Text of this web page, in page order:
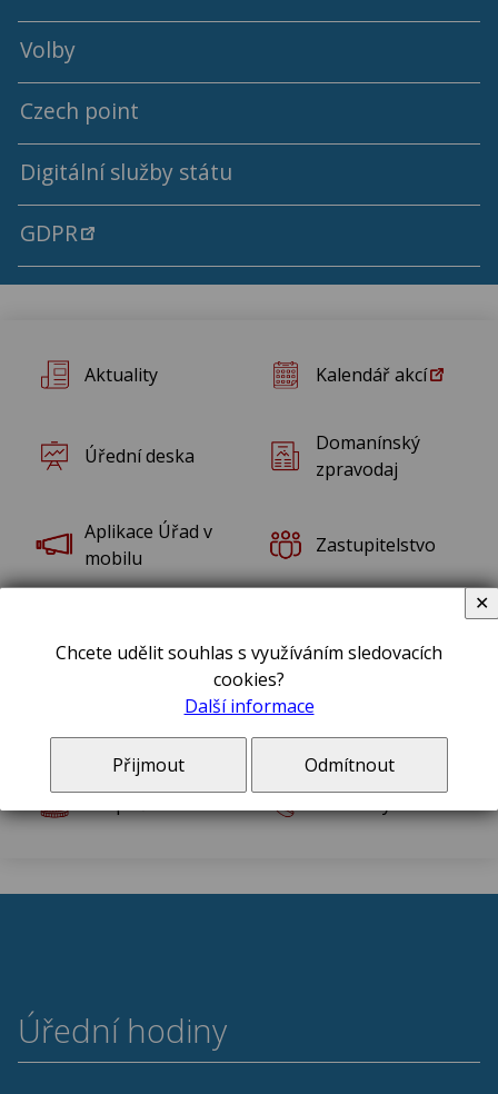
Volby
Volby do Evropského parlamentu 2024
Volby do Krajského zastupitelstva a Senátu PČR 2024
Volby do Poslanecké sněmovny Parlamentu České republiky
Volby do zastupitelstev obcí 2026
Czech point
Digitální služby státu
GDPR
Aktuality Kalendář akcí
Úřední deska
Domanínský
zpravodaj
Aplikace Úřad v
mobilu
Zastupitelstvo
občany
Územní plán
nařízení
Úřední hodiny
Chcete udělit souhlas s využíváním sledovacích
cookies?
Další informace
Přijmout Odmítnout
✕